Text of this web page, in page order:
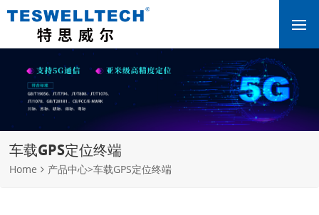
车载GPS定位终端
Home 产品中心>车载GPS定位终端